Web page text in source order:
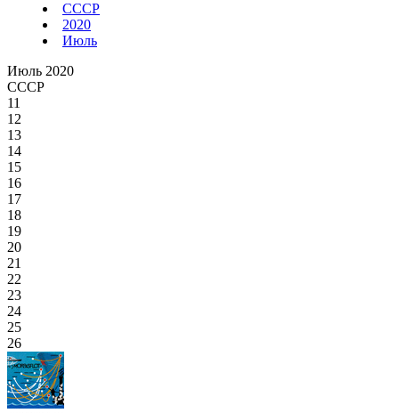
СССР
2020
Июль
Июль 2020
СССР
11
12
13
14
15
16
17
18
19
20
21
22
23
24
25
26